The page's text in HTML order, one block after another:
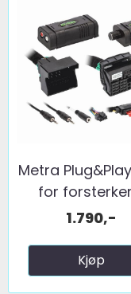
Metra
for forsterker
1.790,-
Kjøp